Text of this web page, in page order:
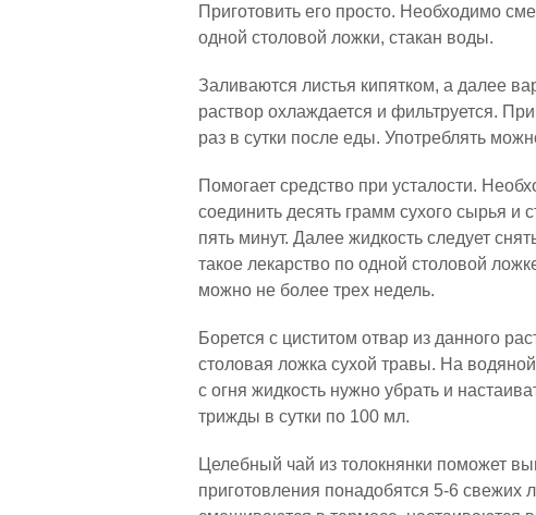
Приготовить его просто. Необходимо
одной столовой ложки, стакан воды.
Заливаются листья кипятком, а далее
раствор охлаждается и фильтруется.
раз в сутки после еды. Употреблять
Помогает средство при усталости.
соединить десять грамм сухого сырья и
пять минут. Далее жидкость следует
такое лекарство по одной столовой
можно не более трех недель.
Борется с циститом отвар из данного
столовая ложка сухой травы. На
с огня жидкость нужно убрать и
трижды в сутки по 100 мл.
Целебный чай из толокнянки поможет
приготовления понадобятся 5-6 свежих